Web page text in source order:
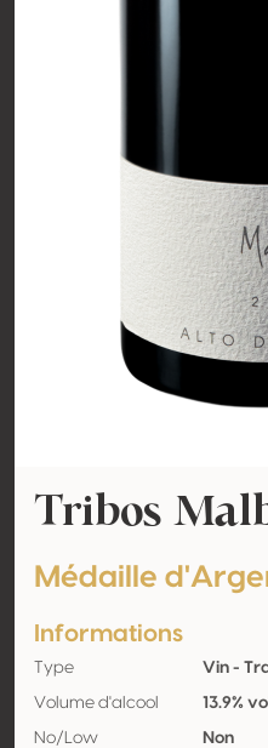
Tribos
Médaille
Informations
Type Vin -
Volume d'alcool 13.9% vol
No/Low Non